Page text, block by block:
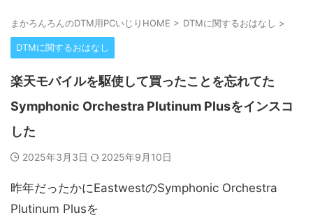
まかろんろんのDTM用PCいじりHOME > DTMに関するおはなし >
DTMに関するおはなし
楽天モバイルを駆使して買ったことを忘れてた
Symphonic Orchestra Plutinum Plusをインスコ
した
2025年3月3日 2025年9月10日
昨年だったかにEastwestのSymphonic Orchestra
Plutinum Plusを